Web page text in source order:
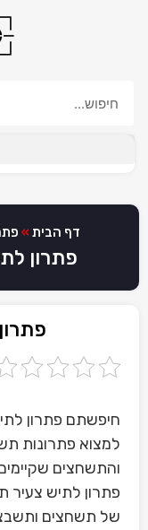
דף הבית »
פתרון
חיפשתם פתרון
למצוא פתרונות
והתשחצים
פתרון לתיש צעיר
של תשחצים